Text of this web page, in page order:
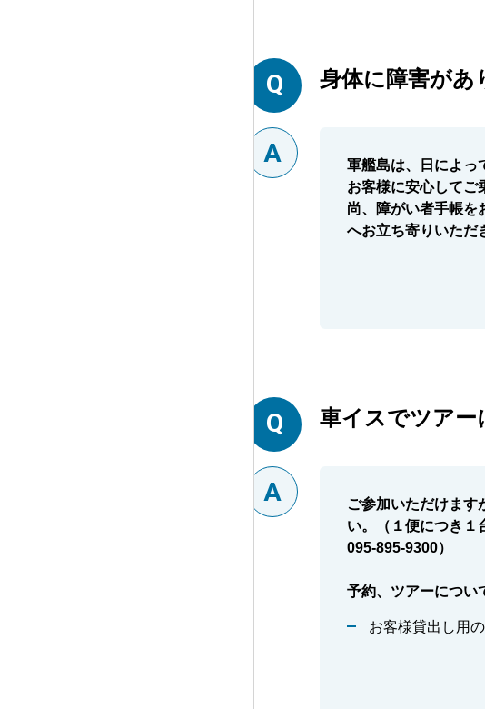
身体に障害があ
軍艦島は、日によっ
お客様に安心してご
尚、障がい者手帳を
へお立ち寄りいただ
車イスでツアー
ご参加いただけます
い。（１便につき１
095-895-9300）
予約、ツアーについ
お客様貸出し用